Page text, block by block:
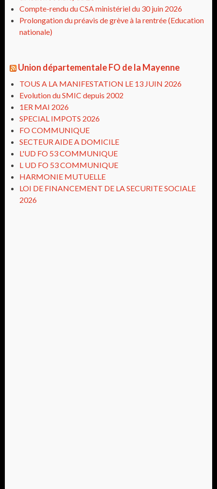
Compte-rendu du CSA ministériel du 30 juin 2026
Prolongation du préavis de grève à la rentrée (Education
nationale)
Union départementale FO de la Mayenne
TOUS A LA MANIFESTATION LE 13 JUIN 2026
Evolution du SMIC depuis 2002
1ER MAI 2026
SPECIAL IMPOTS 2026
FO COMMUNIQUE
SECTEUR AIDE A DOMICILE
L'UD FO 53 COMMUNIQUE
L UD FO 53 COMMUNIQUE
HARMONIE MUTUELLE
LOI DE FINANCEMENT DE LA SECURITE SOCIALE
2026